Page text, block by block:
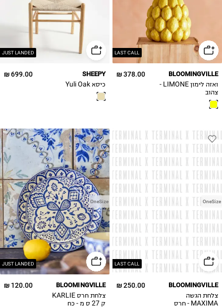
LAST CALL
378.00 ₪ BLOOMINGVILLE
ואזה לימון LIMONE -
צהוב
JUST LANDED
699.00 ₪ SHEEPY
כיסא Yuli Oak
LAST CALL
OneSize
250.00 ₪ BLOOMINGVILLE
צלחת הגשה
MAXIMA - חרס
JUST LANDED
OneSize
120.00 ₪ BLOOMINGVILLE
צלחת חרס KARLIE
ק 27 ס מ - כח